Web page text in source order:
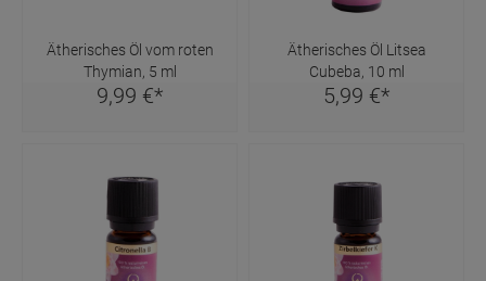
Ätherisches Öl vom roten
Thymian, 5 ml
9,99 €*
Ätherisches Öl Litsea
Cubeba, 10 ml
5,99 €*